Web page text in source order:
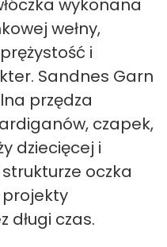
wykonana
wełny,
i
Sandnes Garn
przędza
czapek,
dziecięcej i
oczka
długi czas.